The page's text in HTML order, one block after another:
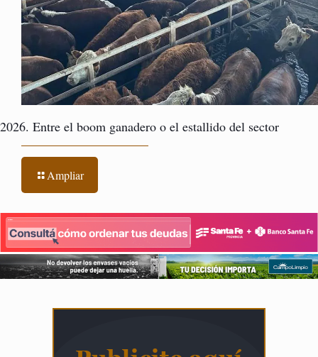
2026. Entre el boom ganadero o el estallido del sector
Ampliar